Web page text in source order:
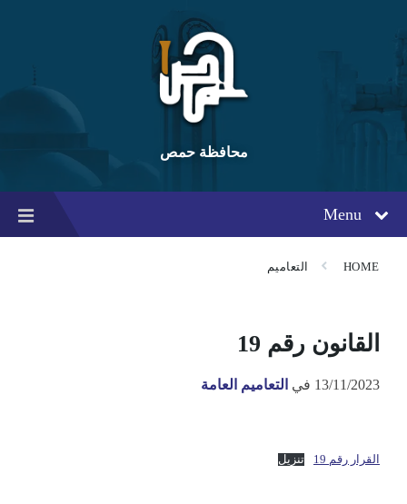
content
main
navigation
footer
محافظة حمص
Menu
HOME التعاميم
القانون رقم 19
13/11/2023 في التعاميم العامة
القرار رقم 19 تنزيل